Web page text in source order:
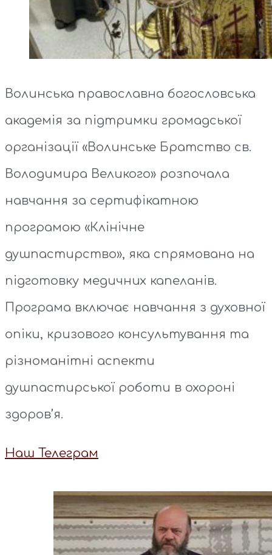
Волинська православна богословська
академія за підтримки громадської
організації «Волинське Братство св.
Володимира Великого» розпочала
навчання за сертифікатною
програмою «Клінічне
душпастирство», яка спрямована на
підготовку медичних капеланів.
Програма включає навчання з духовної
опіки, кризового консультування та
різноманітні аспекти
душпастирської роботи в охороні
здоров’я.
Наш Телеграм